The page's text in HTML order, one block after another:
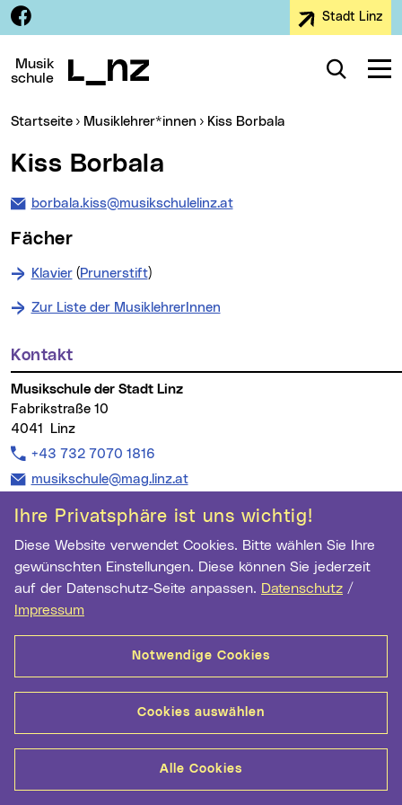
Ihre Privatsphäre ist uns wichtig!
Diese Website verwendet Cookies. Bitte wählen Sie Ihre
gewünschten Einstellungen. Diese können Sie jederzeit
auf der Datenschutz-Seite anpassen. Datenschutz /
Impressum
Notwendige Cookies
Cookies auswählen
Alle Cookies
Facebook Stadt Linz
Musik
schule
Suche
Sie sind hier:
Startseite Musiklehrer*innen (aktueller MenÃ¼punkt)
Kiss Borbala
Kiss Borbala
borbala.kiss@musikschulelinz.at
Fächer
Klavier( Prunerstift)
Zur Liste der MusiklehrerInnen
Weitere Informationen
Kontakt
Musikschule der Stadt Linz
Fabrikstraße 10
4041 Linz
Telefon:
+43 732 7070 1816
E-Mail Adresse:
musikschule@mag.linz.at
musikschule.linz.at
Kontakt Datenschutz Cookie-Einstellungen